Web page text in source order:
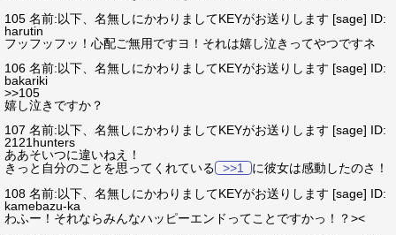
105 名前:以下、名無しにかわりましてKEYがお送りします [sage] ID:
harutin
フッフッフッ！心配ご無用ですヨ！それは嬉し泣きってやつですネ
106 名前:以下、名無しにかわりましてKEYがお送りします [sage] ID:
bakariki
>>105
嬉し泣きですか？
107 名前:以下、名無しにかわりましてKEYがお送りします [sage] ID:
2121hunters
ああそいつに違いねえ！
きっと自分のことを思ってくれている
>>1
に彼女は感動したのさ！
108 名前:以下、名無しにかわりましてKEYがお送りします [sage] ID:
kamebazu-ka
わふー！それならみんなハッピーエンドってことですかっ！？><